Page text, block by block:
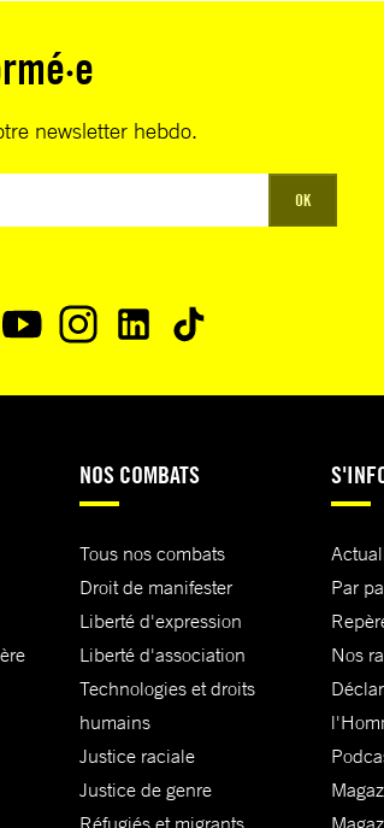
newsletter hebdo.
OK
NOS COMBATS
Tous nos combats
Droit de manifester
Liberté d'expression
Liberté d'association
Technologies et droits
humains
Justice raciale
Justice de genre
Réfugiés et migrants
Par
Nos